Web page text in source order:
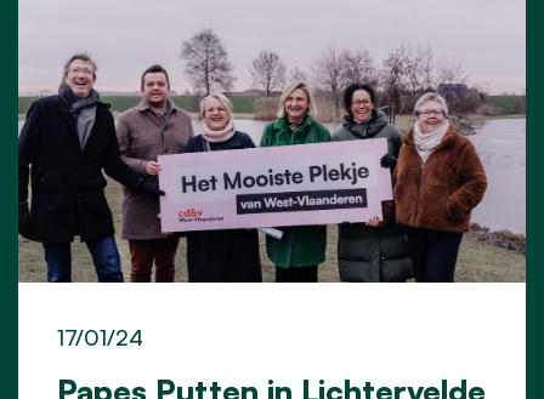
Papes Putten in Lichtervelde
17/01/24